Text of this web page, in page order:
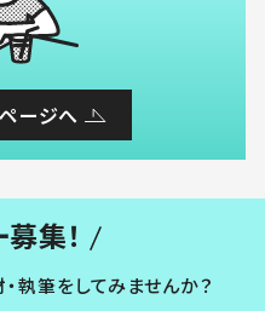
ージへ
集！
執筆をしてみませんか？